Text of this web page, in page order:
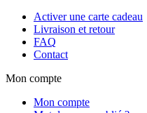
Activer une carte cadeau
Livraison et retour
FAQ
Contact
Mon compte
Mon compte